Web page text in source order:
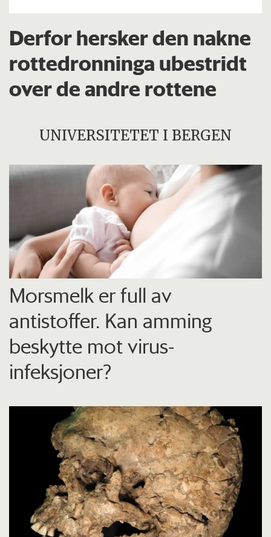
Derfor hersker den nakne
rottedronninga ubestridt
over de andre rottene
UNIVERSITETET I BERGEN
Morsmelk er full av
antistoffer. Kan amming
beskytte mot virus-
infeksjoner?